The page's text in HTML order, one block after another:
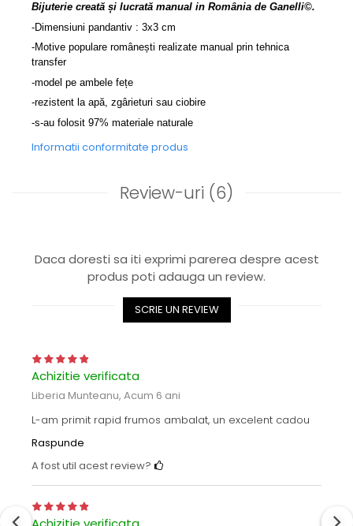
Bijuterie creată și lucrată manual in România de Ganelli©.
-Dimensiuni pandantiv : 3x3 cm
-Motive populare românești realizate manual prin tehnica
transfer
-model pe ambele fețe
-rezistent la apă, zgârieturi sau ciobire
-s-au folosit 97% materiale naturale
Informatii conformitate produs
Review-uri (6)
Daca doresti sa iti exprimi parerea despre acest
produs poti adauga un review.
SCRIE UN REVIEW
Achizitie verificata
Liberia Munteanu, Acum 6 ani
L-am primit rapid frumos ambalat, un excelent cadou
Raspunde
A fost util acest review?